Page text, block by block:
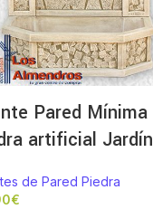
Pared Mínima
artificial Jardín
de Pared Piedra
€